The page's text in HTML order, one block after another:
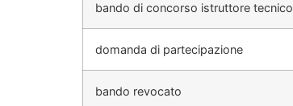
bando di concorso istruttore tecnico
domanda di partecipazione
bando revocato